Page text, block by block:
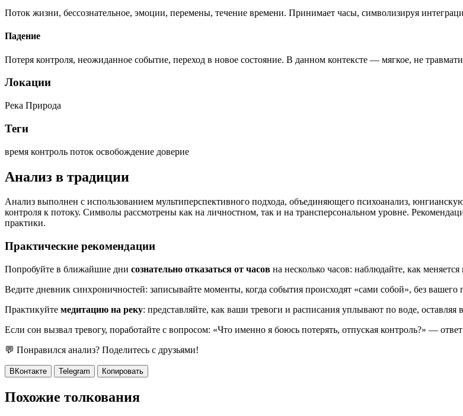
Поток жизни, бессознательное, эмоции, перемены, течение времени. Принимает часы, символизируя
Падение
Потеря контроля, неожиданное событие, переход в новое состояние. В данном контексте — мягкое, не
Локации
Река Природа
Теги
время контроль поток освобождение доверие
Анализ в традиции
Анализ выполнен с использованием мультиперспективного подхода, объединяющего психоанализ,
контроля к потоку. Символы рассмотрены как на личностном, так и на трансперсональном уровне.
практики.
Практические рекомендации
Попробуйте в ближайшие дни сознательно отказаться от часов на несколько часов: наблюдайте, как
Ведите дневник синхроничностей: записывайте моменты, когда события происходят «сами собой», без
Практикуйте медитацию на реку: представляйте, как ваши тревоги и расписания уплывают по воде, оставляя
Если сон вызвал тревогу, поработайте с вопросом: «Что именно я боюсь потерять, отпуская контроль?» —
💬 Понравился анализ? Поделитесь с друзьями!
ВКонтакте Telegram Копировать
Похожие толкования